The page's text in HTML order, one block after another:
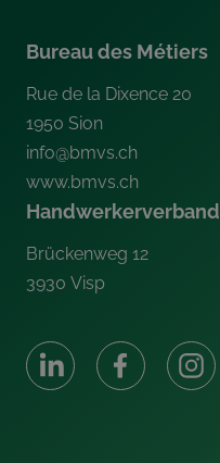
Bureau des Métiers
Rue de la Dixence 20
1950 Sion
info@bmvs.ch
www.bmvs.ch
Handwerkerverband
Brückenweg 12
3930 Visp